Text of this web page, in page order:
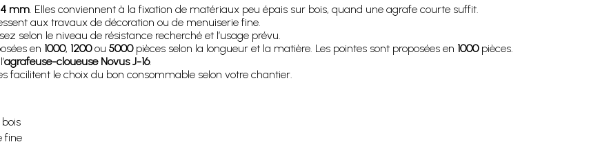
mm. Elles conviennent à la fixation de matériaux peu épais sur bois, quand une agrafe courte suffit.
aux travaux de décoration ou de menuiserie fine.
selon le niveau de résistance recherché et l’usage prévu.
en 1000, 1200ou 5000pièces selon la longueur et la matière. Les pointes sont proposées en 1000pièces.
agrafeuse-cloueuse Novus J-16.
facilitent le choix du bon consommable selon votre chantier.
fine